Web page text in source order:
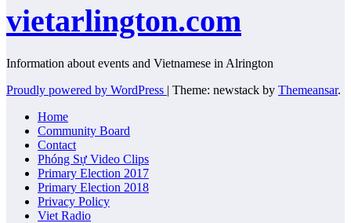
vietarlington.com
Information about events and Vietnamese in Alrington
Proudly powered by WordPress | Theme: newstack by Themeansar.
Home
Community Board
Contact
Phóng Sự Video Clips
Primary Election 2017
Primary Election 2018
Privacy Policy
Viet Radio